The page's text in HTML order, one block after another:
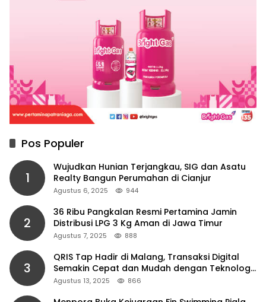
Pos Populer
1
Wujudkan Hunian Terjangkau, SIG dan Asatu
Realty Bangun Perumahan di Cianjur
Agustus 6, 2025 944
2
36 Ribu Pangkalan Resmi Pertamina Jamin
Distribusi LPG 3 Kg Aman di Jawa Timur
Agustus 7, 2025 888
3
QRIS Tap Hadir di Malang, Transaksi Digital
Semakin Cepat dan Mudah dengan Teknologi
NFC
Agustus 13, 2025 866